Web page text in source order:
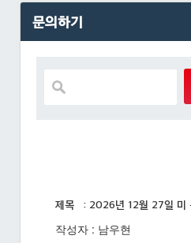
문의하기
제목 : 2026년 12월 27일 미
작성자 : 남우현